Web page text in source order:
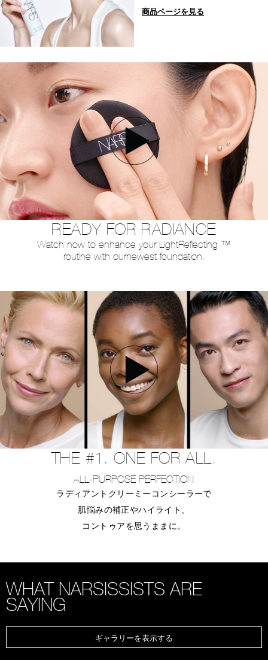
商品ページを見る
READY FOR RADIANCE
Watch now to enhance your LightReflecting ™
routine with ournewest foundation.
THE #1. ONE FOR ALL.
ALL-PURPOSE PERFECTION
ラディアントクリーミーコンシーラーで
肌悩みの補正やハイライト、
コントゥアを思うままに。
WHAT NARSISSISTS ARE
SAYING
ギャラリーを表示する